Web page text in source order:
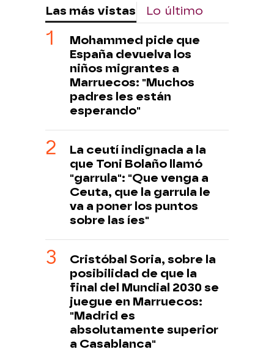
Las más vistas Lo último
Mohammed pide que
España devuelva los
niños migrantes a
Marruecos: "Muchos
padres les están
esperando"
La ceutí indignada a la
que Toni Bolaño llamó
"garrula": "Que venga a
Ceuta, que la garrula le
va a poner los puntos
sobre las íes"
Cristóbal Soria, sobre la
posibilidad de que la
final del Mundial 2030 se
juegue en Marruecos:
"Madrid es
absolutamente superior
a Casablanca"